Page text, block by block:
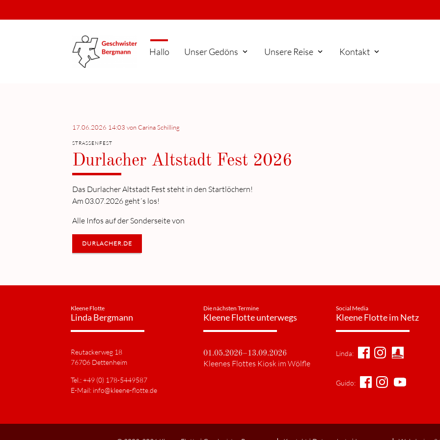
Hallo Unser Gedöns Unsere Reise Kontakt
17.06.2026 14:03 von Carina Schilling
STRASSENFEST
Durlacher Altstadt Fest 2026
Das Durlacher Altstadt Fest steht in den Startlöchern!
Am 03.07.2026 geht´s los!
Alle Infos auf der Sonderseite von
DURLACHER.DE
Kleene Flotte
Linda Bergmann
Reutackerweg 18
76706 Dettenheim
Tel.: +49 (0) 178-5449587
E-Mail: info@kleene-flotte.de
Die nächsten Termine
Kleene Flotte unterwegs
01.05.2026–13.09.2026
Kleenes Flottes Kiosk im Wölfle
Social Media
Kleene Flotte im Netz
Linda:
Guido: